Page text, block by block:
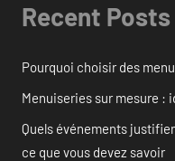
Recent Posts
Pourquoi choisir des
Menuiseries sur mesure :
Quels événements
ce que vous devez savoir